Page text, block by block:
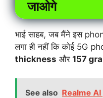
जाओगे
भाई साहब, जब मैंने इस
लगा ही नहीं कि कोई 5G
thickness और 157
See also Realme